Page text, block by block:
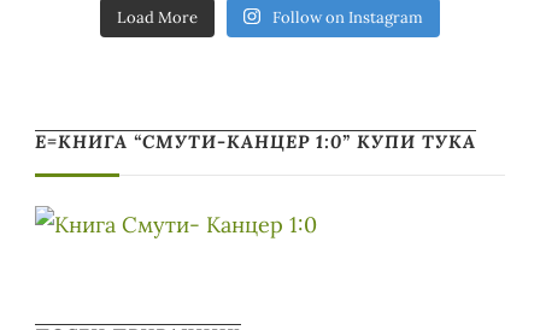
Load More Follow on Instagram
Е=КНИГА “СМУТИ-КАНЦЕР 1:0” КУПИ ТУКА